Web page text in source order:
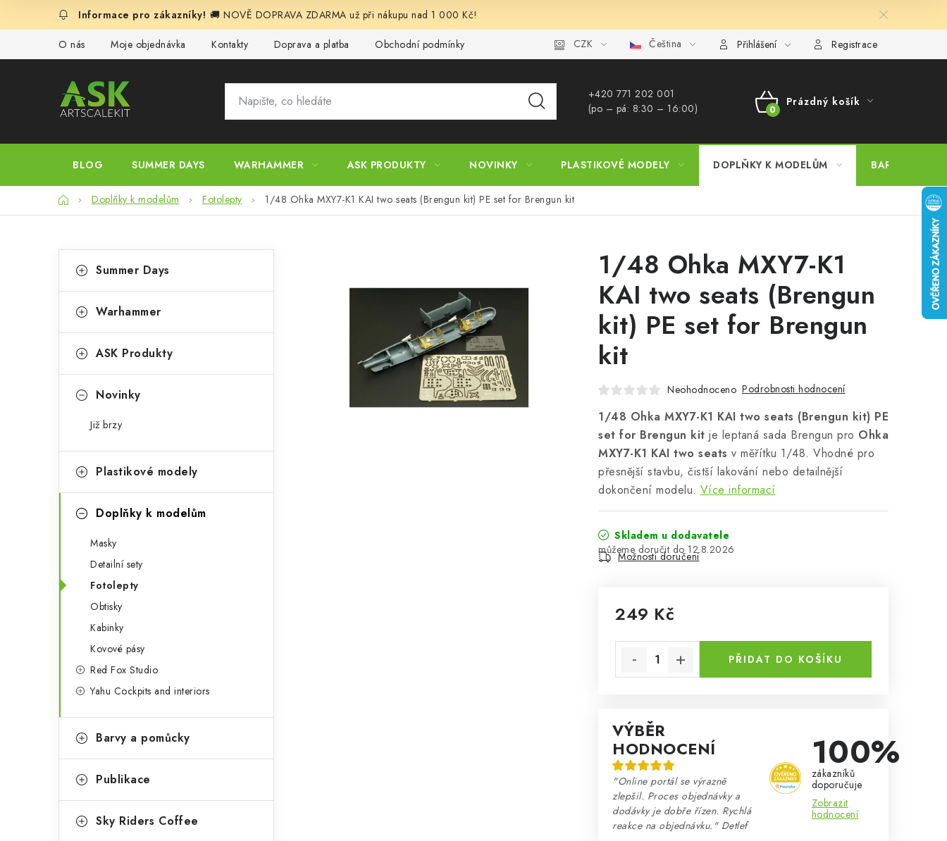
🚚 NOVĚ DOPRAVA ZDARMA už při nákupu nad 1 000 Kč!
O nás Moje objednávka Kontakty Doprava a platba Obchodní podmínky Podmínky ochrany osobních údajů Reklamační řád Velkoobchod (B2B) Převodník
CZK Čeština Přihlášení Registrace
+420 771 202 001​
(po – pá: 8:30 – 16:00)
NÁKUPNÍ
Prázdný košík
BLOG SUMMER DAYS WARHAMMER ASK PRODUKTY NOVINKY PLASTIKOVÉ MODELY DOPLŇKY K MODELŮM BARVY A
DomůDoplňky k modelům Fotolepty 1/48 Ohka MXY7-K1 KAI two seats (Brengun kit) PE set for Brengun kit
o
t
r
n
p
e
kategorie
a
e
o
e
Summer Days
Warhammer
ASK Produkty
Novinky
Již brzy
Plastikové modely
Doplňky k modelům
Masky
Detailní sety
Fotolepty
Obtisky
Kabinky
Kovové pásy
Red Fox Studio
Yahu Cockpits and interiors
Barvy a pomůcky
Publikace
Sky Riders Coffee
1/48 Ohka MXY7-K1
KAI two seats (Brengun
kit) PE set for Brengun
kit
Neohodnoceno Podrobnosti hodnocení
1/48 Ohka MXY7-K1 KAI two seats (Brengun kit) PE
set for Brengun kit je leptaná sada Brengun pro Ohka
MXY7-K1 KAI two seats v měřítku 1/48. Vhodné pro
přesnější stavbu, čistší lakování nebo detailnější
dokončení modelu. Více informací
Skladem u dodavatele
12.8.2026
Možnosti doručení
249 Kč
PŘIDAT DO KOŠÍKU
VÝBĚR
HODNOCENÍ
"Online portál se výrazně
zlepšil. Proces objednávky a
dodávky je dobře řízen. Rychlá
reakce na objednávku." Detlef
100%
zákazníků
doporučuje
Zobrazit
hodnocení